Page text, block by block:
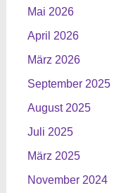
Mai 2026
April 2026
März 2026
September 2025
August 2025
Juli 2025
März 2025
November 2024